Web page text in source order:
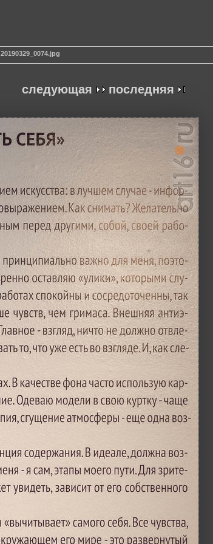
20190329_0074.jpg
следующая последняя